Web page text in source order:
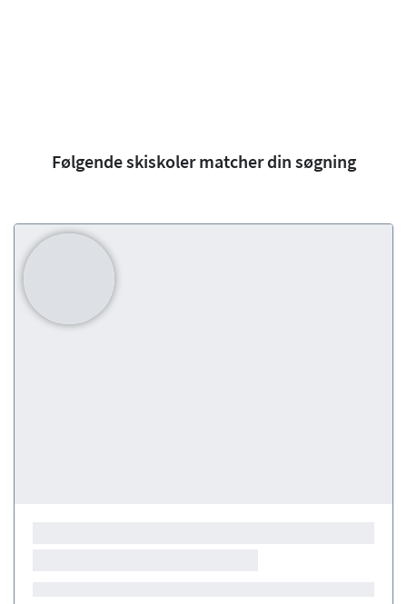
Følgende skiskoler matcher din søgning